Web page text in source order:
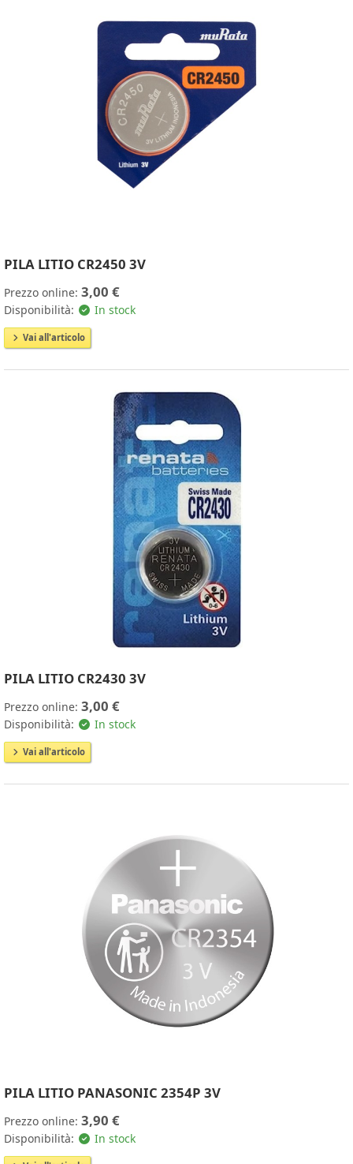
PILA LITIO CR2450 3V
Prezzo online: 3,00 €
Disponibilità: In stock
Vai all'articolo
PILA LITIO CR2430 3V
Prezzo online: 3,00 €
Disponibilità: In stock
Vai all'articolo
PILA LITIO PANASONIC 2354P 3V
Prezzo online: 3,90 €
Disponibilità: In stock